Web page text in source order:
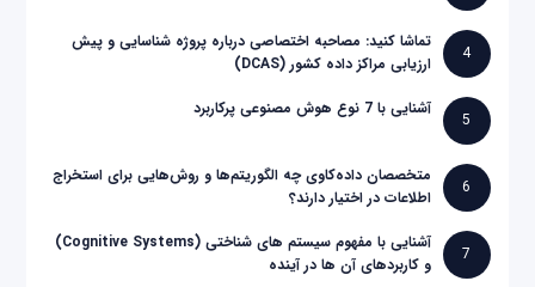
4
تماشا کنید: مصاحبه اختصاصی درباره پروژه شناسایی و پیش
ارزیابی مراکز داده کشور (DCAS)
5
آشنایی با 7 نوع هوش مصنوعی پرکاربرد
6
متخصصان داده‌کاوی چه الگوریتم‌ها و روش‌هایی برای استخراج
اطلاعات در اختیار دارند؟
7
آشنایی با مفهوم سیستم های شناختی (Cognitive Systems)
و کاربردهای آن ها در آینده